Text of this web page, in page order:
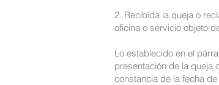
2. Recibida la queja o
oficina o servicio objeto
Lo establecido en el
presentación de la queja
constancia de la fecha